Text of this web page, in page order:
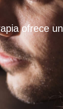
ofrece un